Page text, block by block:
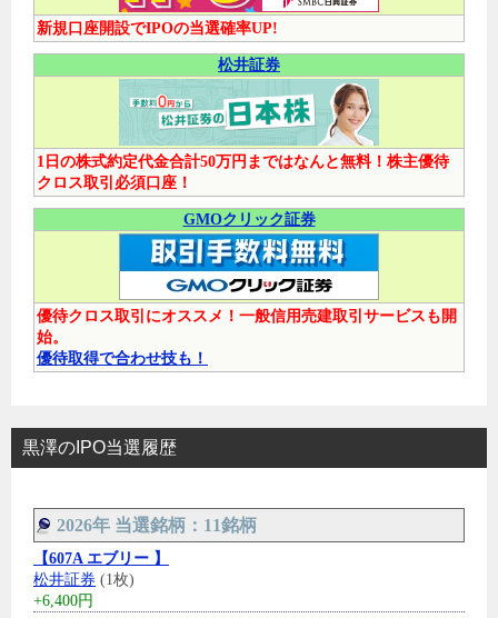
新規口座開設でIPOの当選確率UP!
松井証券
1日の株式約定代金合計50万円まではなんと無料！株主優待
クロス取引必須口座！
GMOクリック証券
優待クロス取引にオススメ！一般信用売建取引サービスも開
始。
優待取得で合わせ技も！
黒澤のIPO当選履歴
2026年 当選銘柄：11銘柄
【607A エブリー 】
松井証券 (1枚)
+6,400円